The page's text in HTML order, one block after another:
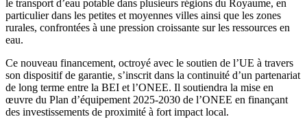
le transport d’eau potable dans plusieurs régions du Royaume, en
particulier dans les petites et moyennes villes ainsi que les zones
rurales, confrontées à une pression croissante sur les ressources en
eau.
Ce nouveau financement, octroyé avec le soutien de l’UE à travers
son dispositif de garantie, s’inscrit dans la continuité d’un partenariat
de long terme entre la BEI et l’ONEE. Il soutiendra la mise en
œuvre du Plan d’équipement 2025-2030 de l’ONEE en finançant
des investissements de proximité à fort impact local.